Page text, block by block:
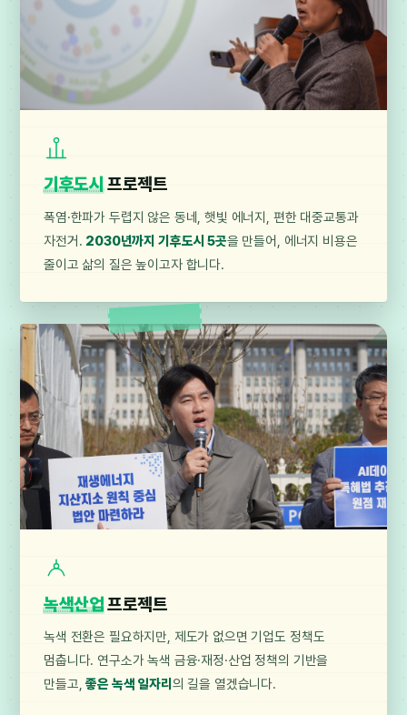
기후도시프로젝트
폭염·한파가 두렵지 않은 동네, 햇빛 에너지, 편한 대중교통과
자전거. 2030년까지 기후도시 5곳을 만들어, 에너지 비용은
줄이고 삶의 질은 높이고자 합니다.
녹색산업프로젝트
녹색 전환은 필요하지만, 제도가 없으면 기업도 정책도
멈춥니다. 연구소가 녹색 금융·재정·산업 정책의 기반을
만들고,좋은 녹색 일자리 의 길을 열겠습니다.